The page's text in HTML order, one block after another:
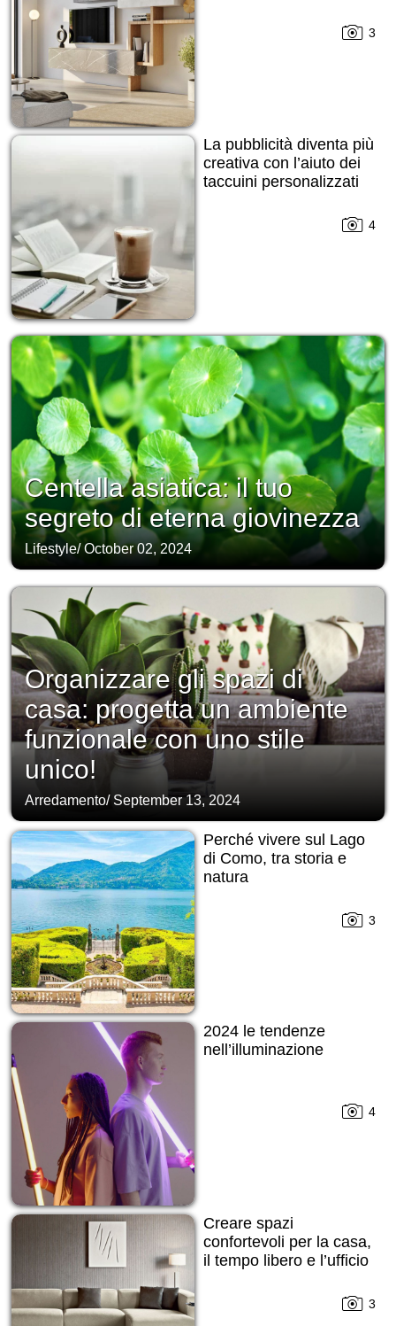
3
La pubblicità diventa più
creativa con l’aiuto dei
taccuini personalizzati
4
Centella asiatica: il tuo
segreto di eterna giovinezza
Lifestyle/October 02, 2024
Organizzare gli spazi di
casa: progetta un ambiente
funzionale con uno stile
unico!
Arredamento/ September 13, 2024
Perché vivere sul Lago
di Como, tra storia e
natura
3
2024 le tendenze
nell’illuminazione
4
Creare spazi
confortevoli per la casa,
il tempo libero e l’ufficio
3